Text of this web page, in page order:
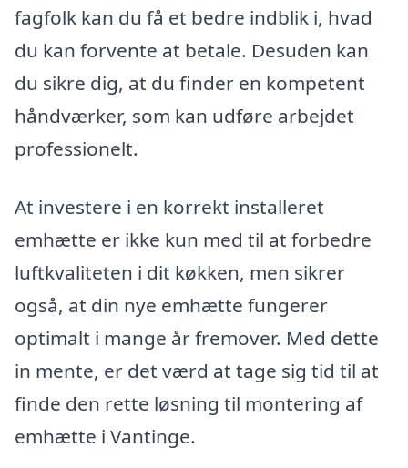
fagfolk kan du få et bedre indblik i, hvad
du kan forvente at betale. Desuden kan
du sikre dig, at du finder en kompetent
håndværker, som kan udføre arbejdet
professionelt.
At investere i en korrekt installeret
emhætte er ikke kun med til at forbedre
luftkvaliteten i dit køkken, men sikrer
også, at din nye emhætte fungerer
optimalt i mange år fremover. Med dette
in mente, er det værd at tage sig tid til at
finde den rette løsning til montering af
emhætte i Vantinge.